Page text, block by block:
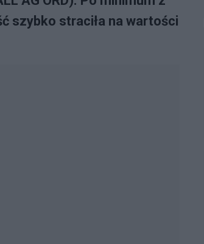
szybko straciła na wartości